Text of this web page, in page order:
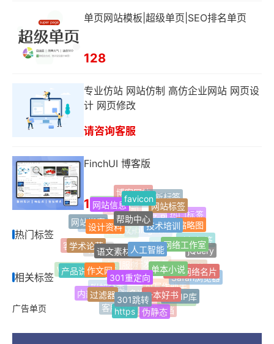
单页网站模板|超级单页|SEO排名单页
128
专业仿站 网站仿制 高仿企业网站 网页设
计 网页修改
请咨询客服
FinchUI 博客版
198
热门标签 Z-blogPHP
FinchUI
网址导航
单页网站
Z-Blog插件
微信公众号
开发服务
定制服务
响应式
自适应
Jquery
博客网站最新标签
热门标签
随机标签
标签归档
AI写作助手
文章多选分类
附加分类
WordPress插件
客服插件
网站搬家
网站信息
favicon
网站标签
缩略图
jQuery
Safari浏览器
开放文档
在线帮助文档
客服中心
内部文档
产品说明书
学术论著
设计资料
帮助中心
技术培训
网络工作室
个人网络名片
纯真IP库
伪静态
https
过滤器
作文网
语文素材网人工智能
单本小说
一本好书
301跳转
301重定向
相关标签
广告单页